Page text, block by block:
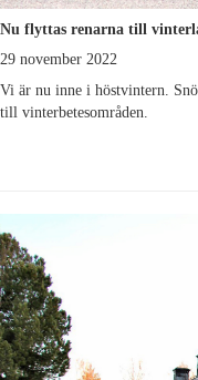
Nu flyttas renarna till
29 november 2022
Vi är nu inne i höstvintern.
till vinterbetesområden.